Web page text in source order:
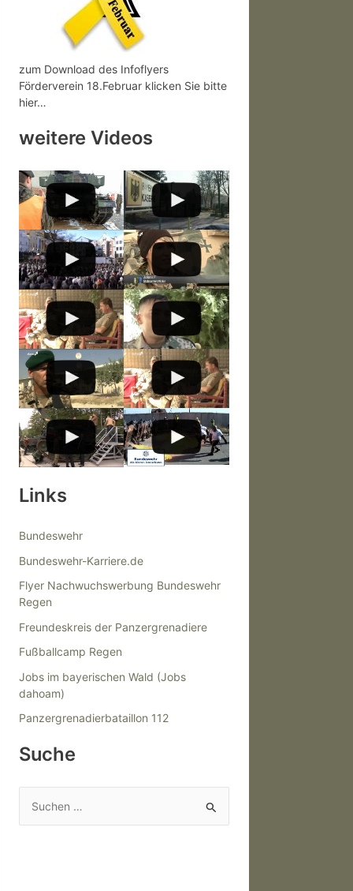
zum Download des Infoflyers
Förderverein 18.Februar klicken Sie bitte
hier…
weitere Videos
Links
Bundeswehr
Bundeswehr-Karriere.de
Flyer Nachwuchswerbung Bundeswehr
Regen
Freundeskreis der Panzergrenadiere
Fußballcamp Regen
Jobs im bayerischen Wald (Jobs
dahoam)
Panzergrenadierbataillon 112
Suche